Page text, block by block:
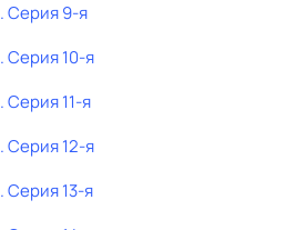
. Серия 9-я
. Серия 10-я
. Серия 11-я
. Серия 12-я
. Серия 13-я